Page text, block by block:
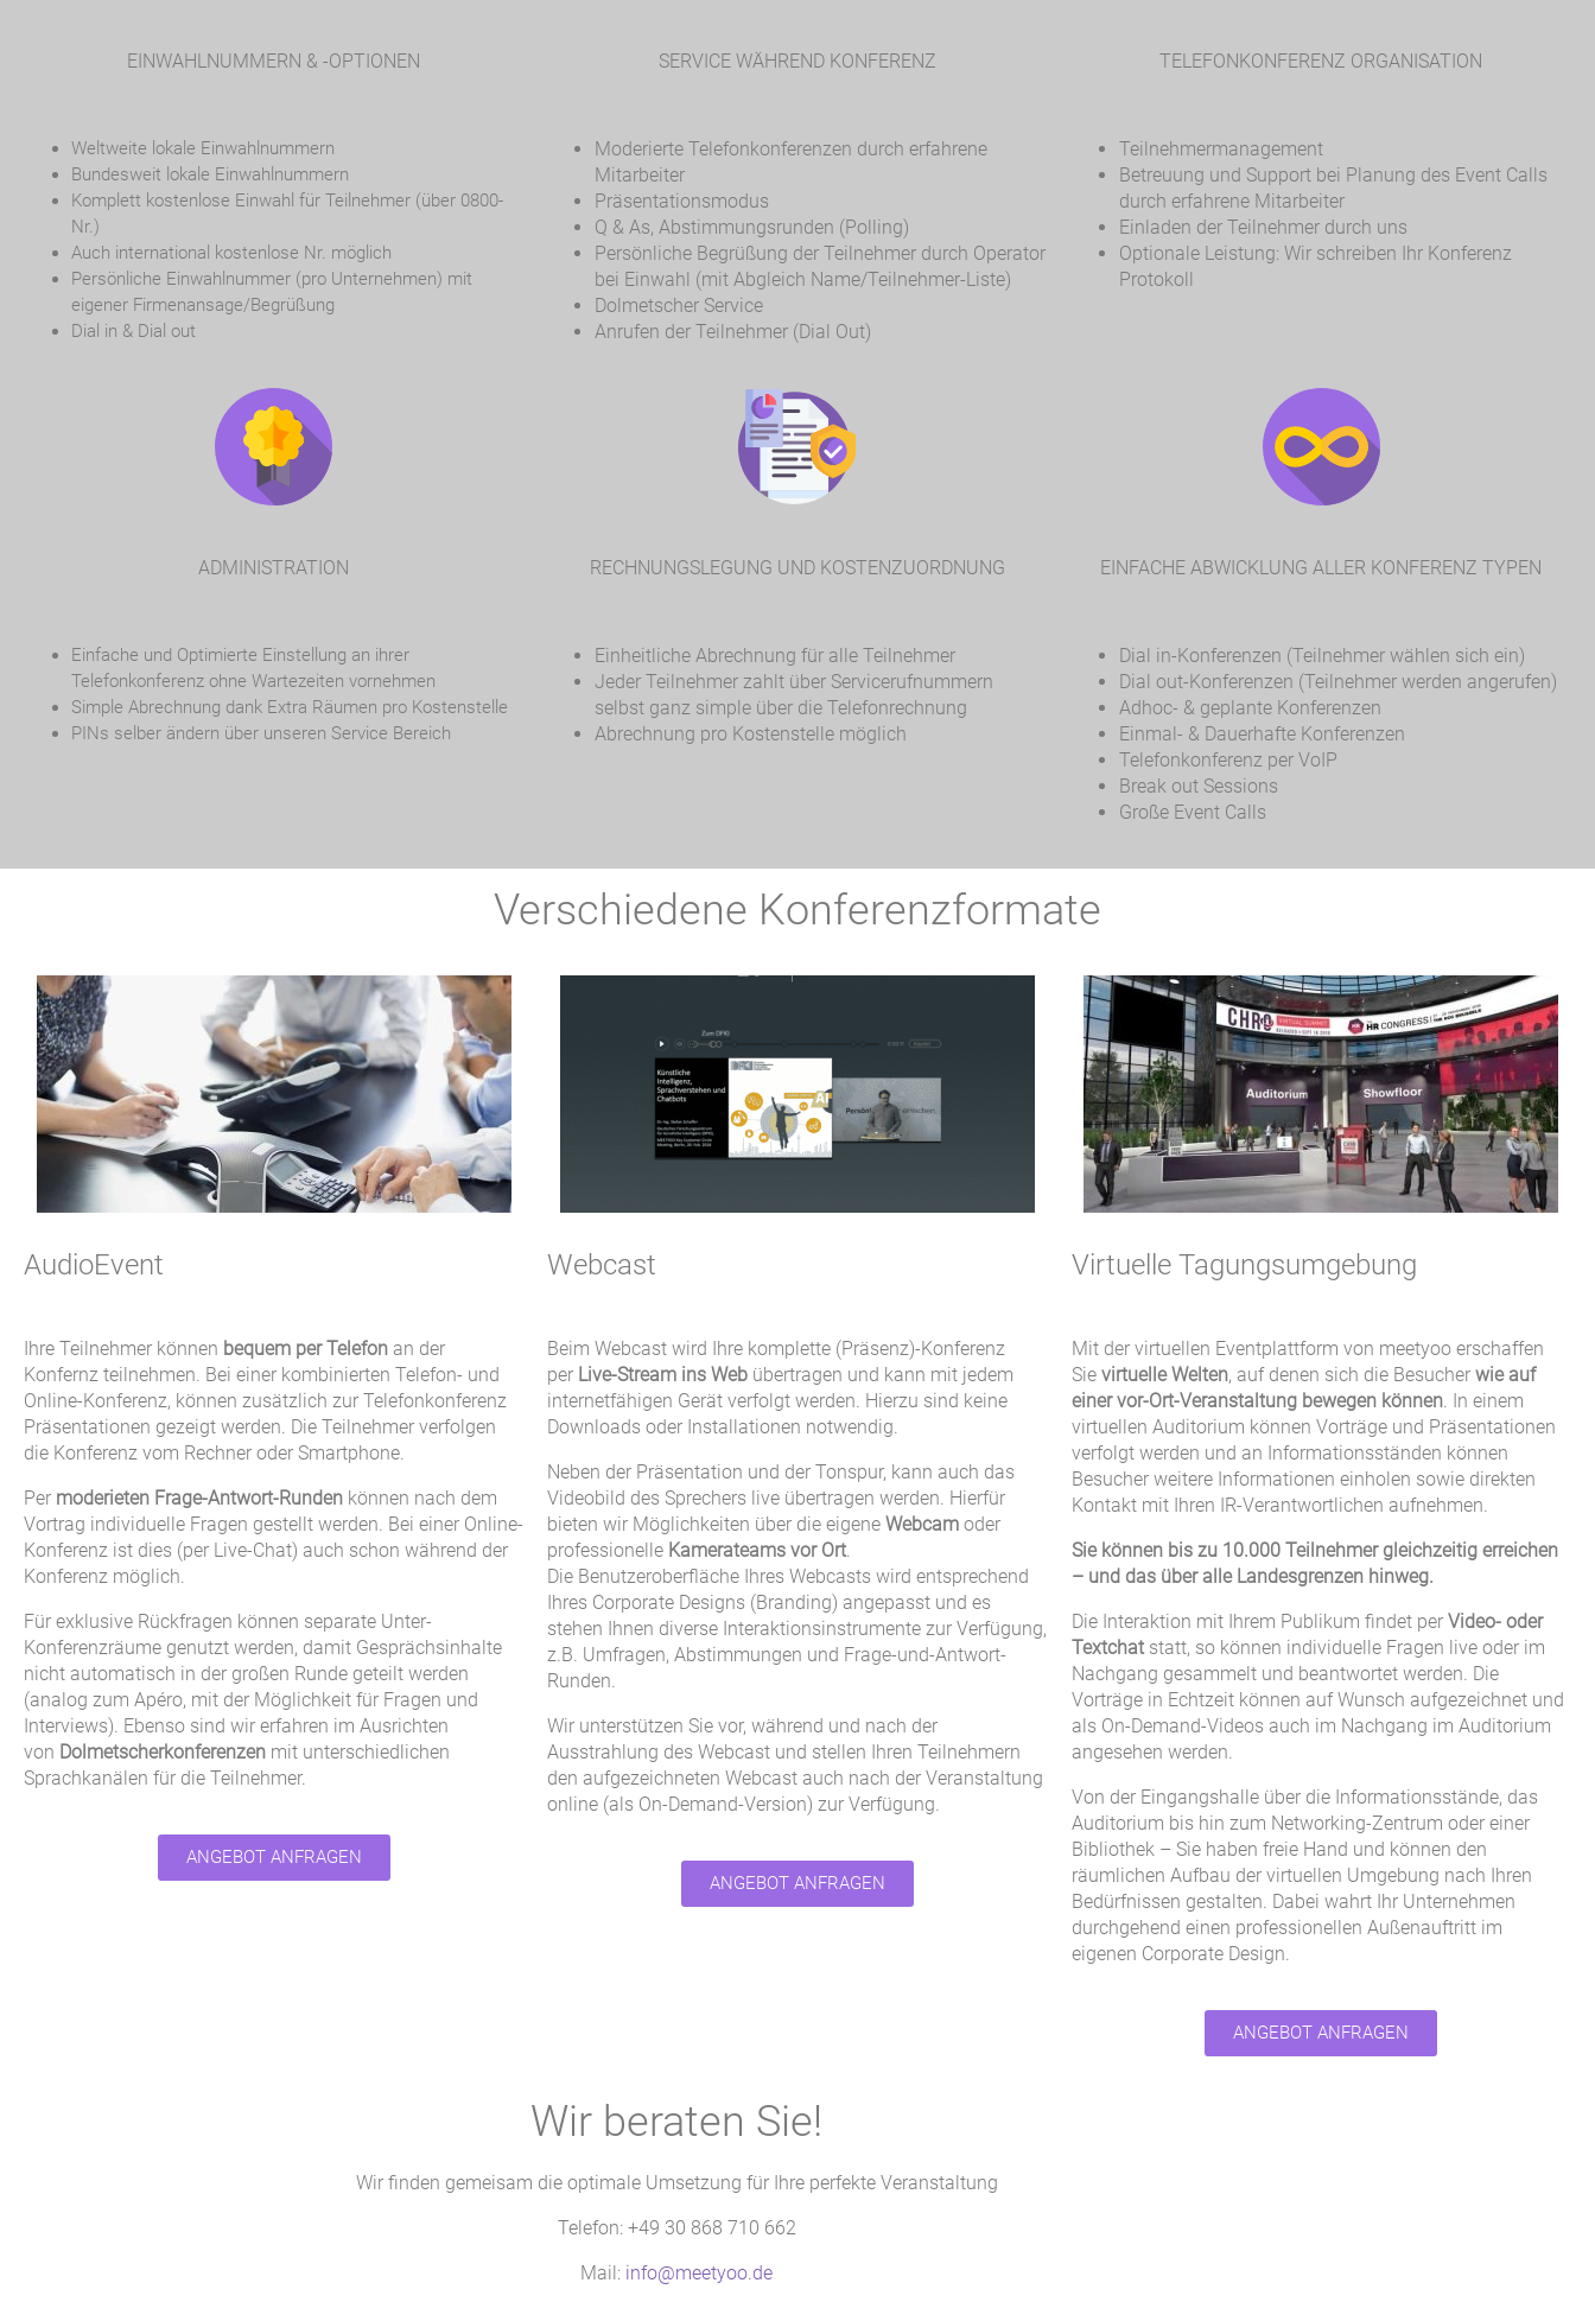
EINWAHLNUMMERN & -OPTIONEN
Weltweite lokale Einwahlnummern
Bundesweit lokale Einwahlnummern
Komplett kostenlose Einwahl für Teilnehmer (über 0800-
Nr.)
Auch international kostenlose Nr. möglich
Persönliche Einwahlnummer (pro Unternehmen) mit
eigener Firmenansage/Begrüßung
Dial in & Dial out
SERVICE WÄHREND KONFERENZ
Moderierte Telefonkonferenzen durch erfahrene
Mitarbeiter
Präsentationsmodus
Q & As, Abstimmungsrunden (Polling)
Persönliche Begrüßung der Teilnehmer durch Operator
bei Einwahl (mit Abgleich Name/Teilnehmer-Liste)
Dolmetscher Service
Anrufen der Teilnehmer (Dial Out)
TELEFONKONFERENZ ORGANISATION
Teilnehmermanagement
Betreuung und Support bei Planung des Event Calls
durch erfahrene Mitarbeiter
Einladen der Teilnehmer durch uns
Optionale Leistung: Wir schreiben Ihr Konferenz
Protokoll
ADMINISTRATION
Einfache und Optimierte Einstellung an ihrer
Telefonkonferenz ohne Wartezeiten vornehmen
Simple Abrechnung dank Extra Räumen pro Kostenstelle
PINs selber ändern über unseren Service Bereich
RECHNUNGSLEGUNG UND KOSTENZUORDNUNG
Einheitliche Abrechnung für alle Teilnehmer
Jeder Teilnehmer zahlt über Servicerufnummern
selbst ganz simple über die Telefonrechnung
Abrechnung pro Kostenstelle möglich
EINFACHE ABWICKLUNG ALLER KONFERENZ TYPEN
Dial in-Konferenzen (Teilnehmer wählen sich ein)
Dial out-Konferenzen (Teilnehmer werden angerufen)
Adhoc- & geplante Konferenzen
Einmal- & Dauerhafte Konferenzen
Telefonkonferenz per VoIP
Break out Sessions
Große Event Calls
Verschiedene Konferenzformate
AudioEvent
Ihre Teilnehmer können bequem per Telefon an der
Konfernz teilnehmen. Bei einer kombinierten Telefon- und
Online-Konferenz, können zusätzlich zur Telefonkonferenz
Präsentationen gezeigt werden. Die Teilnehmer verfolgen
die Konferenz vom Rechner oder Smartphone.
Per moderieten Frage-Antwort-Runden können nach dem
Vortrag individuelle Fragen gestellt werden. Bei einer Online-
Konferenz ist dies (per Live-Chat) auch schon während der
Konferenz möglich.
Für exklusive Rückfragen können separate Unter-
Konferenzräume genutzt werden, damit Gesprächsinhalte
nicht automatisch in der großen Runde geteilt werden
(analog zum Apéro, mit der Möglichkeit für Fragen und
Interviews). Ebenso sind wir erfahren im Ausrichten
von Dolmetscherkonferenzen mit unterschiedlichen
Sprachkanälen für die Teilnehmer.
ANGEBOT ANFRAGEN
Webcast
Beim Webcast wird Ihre komplette (Präsenz)-Konferenz
per Live-Stream ins Web übertragen und kann mit jedem
internetfähigen Gerät verfolgt werden. Hierzu sind keine
Downloads oder Installationen notwendig.
Neben der Präsentation und der Tonspur, kann auch das
Videobild des Sprechers live übertragen werden. Hierfür
bieten wir Möglichkeiten über die eigeneWebcam oder
professionelle Kamerateams vor Ort.
Die Benutzeroberfläche Ihres Webcasts wird entsprechend
Ihres Corporate Designs (Branding) angepasst und es
stehen Ihnen diverse Interaktionsinstrumente zur Verfügung,
z.B. Umfragen, Abstimmungen und Frage-und-Antwort-
Runden.
Wir unterstützen Sie vor, während und nach der
Ausstrahlung des Webcast und stellen Ihren Teilnehmern
den aufgezeichneten Webcast auch nach der Veranstaltung
online (als On-Demand-Version) zur Verfügung.
ANGEBOT ANFRAGEN
Virtuelle Tagungsumgebung
Mit der virtuellen Eventplattform von meetyoo erschaffen
Sie virtuelle Welten, auf denen sich die Besucher wie auf
einer vor-Ort-Veranstaltung bewegen können. In einem
virtuellen Auditorium können Vorträge und Präsentationen
verfolgt werden und an Informationsständen können
Besucher weitere Informationen einholen sowie direkten
Kontakt mit Ihren IR-Verantwortlichen aufnehmen.
Sie können bis zu 10.000 Teilnehmer gleichzeitig erreichen
– und das über alle Landesgrenzen hinweg.
Die Interaktion mit Ihrem Publikum findet per Video- oder
Textchatstatt, so können individuelle Fragen live oder im
Nachgang gesammelt und beantwortet werden. Die
Vorträge in Echtzeit können auf Wunsch aufgezeichnet und
als On-Demand-Videos auch im Nachgang im Auditorium
angesehen werden.
Von der Eingangshalle über die Informationsstände, das
Auditorium bis hin zum Networking-Zentrum oder einer
Bibliothek – Sie haben freie Hand und können den
räumlichen Aufbau der virtuellen Umgebung nach Ihren
Bedürfnissen gestalten. Dabei wahrt Ihr Unternehmen
durchgehend einen professionellen Außenauftritt im
eigenen Corporate Design.
ANGEBOT ANFRAGEN
Wir beraten Sie!
Wir finden gemeisam die optimale Umsetzung für Ihre perfekte Veranstaltung
Telefon: +49 30 868 710 662
Mail: info@meetyoo.de